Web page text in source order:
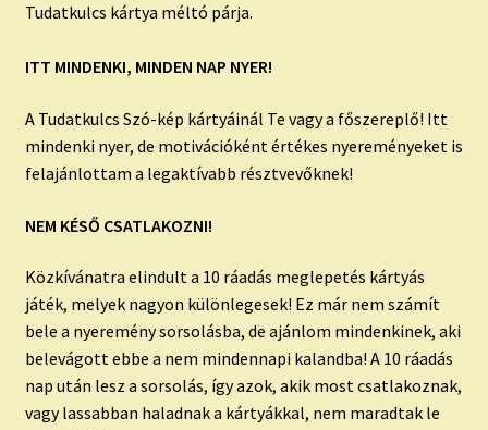
Tudatkulcs kártya méltó párja.
ITT MINDENKI, MINDEN NAP NYER!
A Tudatkulcs Szó-kép kártyáinál Te vagy a főszereplő! Itt
mindenki nyer, de motivációként értékes nyereményeket is
felajánlottam a legaktívabb résztvevőknek!
NEM KÉSŐ CSATLAKOZNI!
Közkívánatra elindult a 10 ráadás meglepetés kártyás
játék, melyek nagyon különlegesek! Ez már nem számít
bele a nyeremény sorsolásba, de ajánlom mindenkinek, aki
belevágott ebbe a nem mindennapi kalandba! A 10 ráadás
nap után lesz a sorsolás, így azok, akik most csatlakoznak,
vagy lassabban haladnak a kártyákkal, nem maradtak le